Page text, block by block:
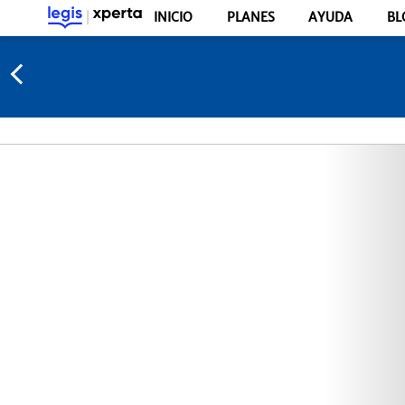
INICIO PLANES AYUDA